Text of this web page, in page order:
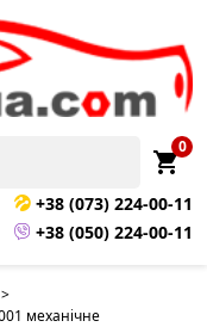
shopping_cart
0
+38 (073) 224-00-11
+38 (050) 224-00-11
>
механічне